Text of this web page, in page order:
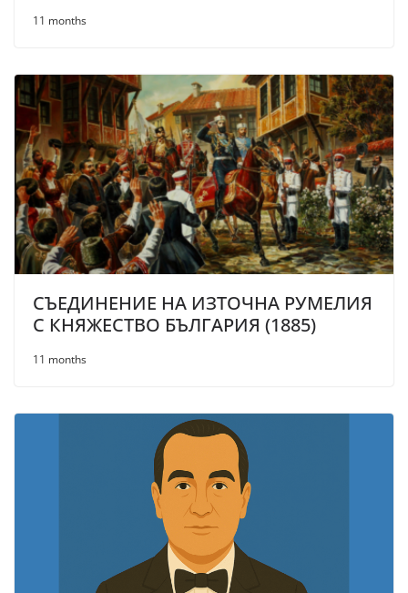
11 months
СЪЕДИНЕНИЕ НА ИЗТОЧНА РУМЕЛИЯ
С КНЯЖЕСТВО БЪЛГАРИЯ (1885)
11 months